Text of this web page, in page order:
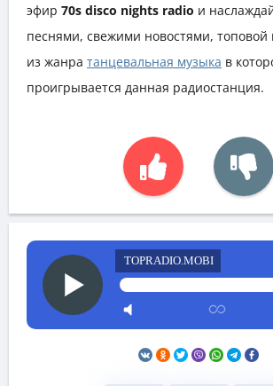
эфир 70s disco nights radio и
песнями, свежими новостями,
из жанра танцевальная музыка в
проигрывается данная радиостанция.
TOPRADIO.MOBI